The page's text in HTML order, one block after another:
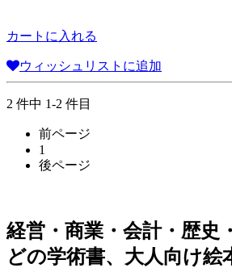
カートに入れる
ウィッシュリストに追加
2 件中 1-2 件目
前ページ
1
後ページ
経営・商業・会計・歴史
どの学術書、大人向け絵